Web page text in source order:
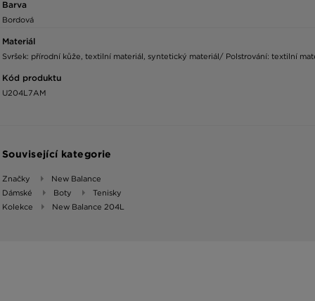
Barva
Bordová
Materiál
Svršek: přírodní kůže, textilní materiál, syntetický materiál/ Polstrování: textilní
Kód produktu
U204L7AM
Související kategorie
Značky
New Balance
Dámské
Boty
Tenisky
Kolekce
New Balance 204L